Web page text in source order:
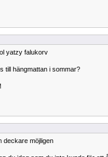
yatzy falukorv
till hängmattan i sommar?
deckare möjligen